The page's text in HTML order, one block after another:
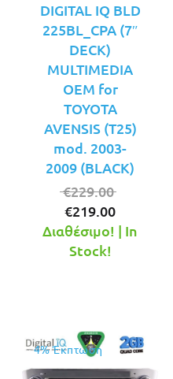
DIGITAL IQ BLD
225BL_CPA (7″
DECK)
MULTIMEDIA
OEM for
TOYOTA
AVENSIS (T25)
mod. 2003-
2009 (BLACK)
€229.00
was:
€219.00
τρέχουσα
Διαθέσιμο! | In
Stock!
4% Έκπτωση